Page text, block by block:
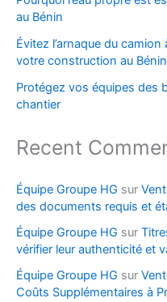
au Bénin
Évitez l’arnaque du
votre construction au Bénin
Protégez vos équipes des
chantier
Recent
Équipe Groupe HG sur
des documents requis et
Équipe Groupe HG sur
vérifier leur authenticité et
Équipe Groupe HG sur
Coûts Supplémentaires à